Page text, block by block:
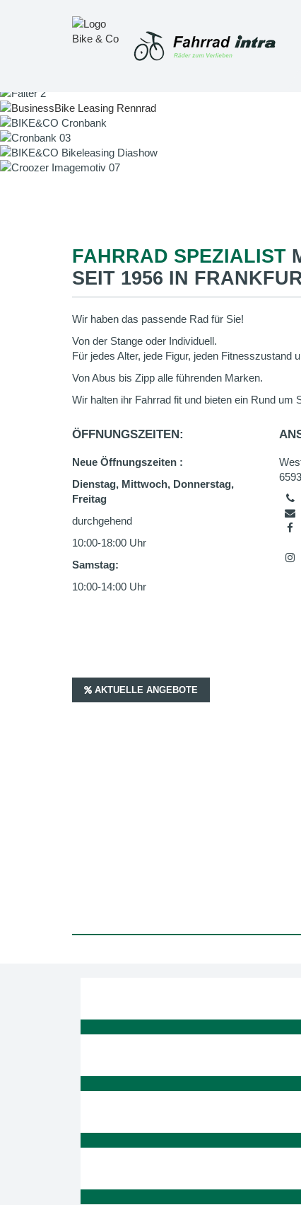
FAHRRAD SPEZIALIST
SEIT 1956 IN
Wir haben das passende Rad für Sie!
Von der Stange oder Individuell.
Für jedes Alter, jede Figur, jeden Fitnesszustand
Von Abus bis Zipp alle führenden Marken.
Wir halten ihr Fahrrad fit und bieten ein Rund um
ÖFFNUNGSZEITEN:
Neue Öffnungszeiten :
Dienstag, Mittwoch, Donnerstag,
Freitag
durchgehend
10:00-18:00 Uhr
Samstag:
10:00-14:00 Uhr
AKTUELLE ANGEBOTE